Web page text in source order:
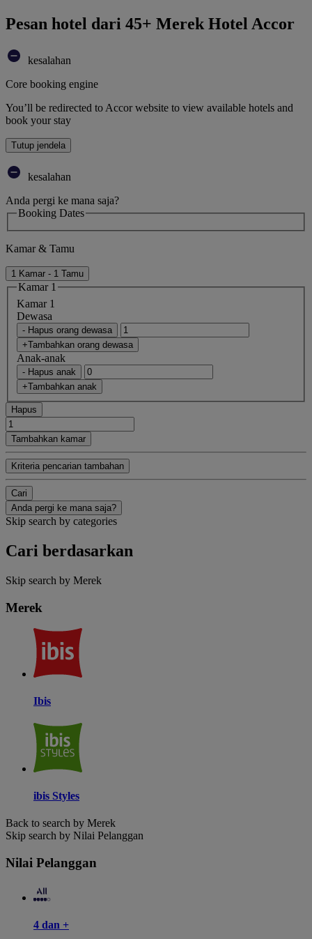
Pesan hotel dari 45+ Merek Hotel Accor
kesalahan
Core booking engine
You’ll be redirected to Accor website to view available hotels and
book your stay
Tutup jendela
kesalahan
Anda pergi ke mana saja?
Booking Dates
Kamar & Tamu
1 Kamar - 1 Tamu
Kamar 1
Kamar 1
Dewasa
- Hapus orang dewasa
+Tambahkan orang dewasa
Anak-anak
- Hapus anak
+Tambahkan anak
Hapus
Tambahkan kamar
Kriteria pencarian tambahan
Cari
Anda pergi ke mana saja?
Skip search by categories
Cari berdasarkan
Skip search by Merek
Merek
Ibis
ibis Styles
Back to search by Merek
Skip search by Nilai Pelanggan
Nilai Pelanggan
4 dan +